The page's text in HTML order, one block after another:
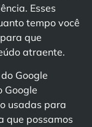
Esses
tempo você
que
atraente.
Google
Google
usadas para
que possamos